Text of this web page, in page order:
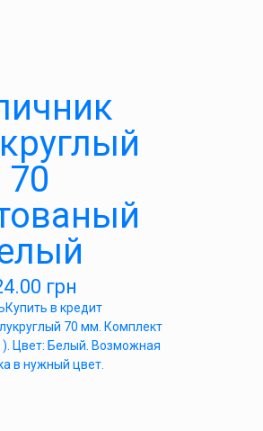
70
грн
Купить в кредит
70 мм. Комплект
Цвет: Белый. Возможная
в нужный цвет.